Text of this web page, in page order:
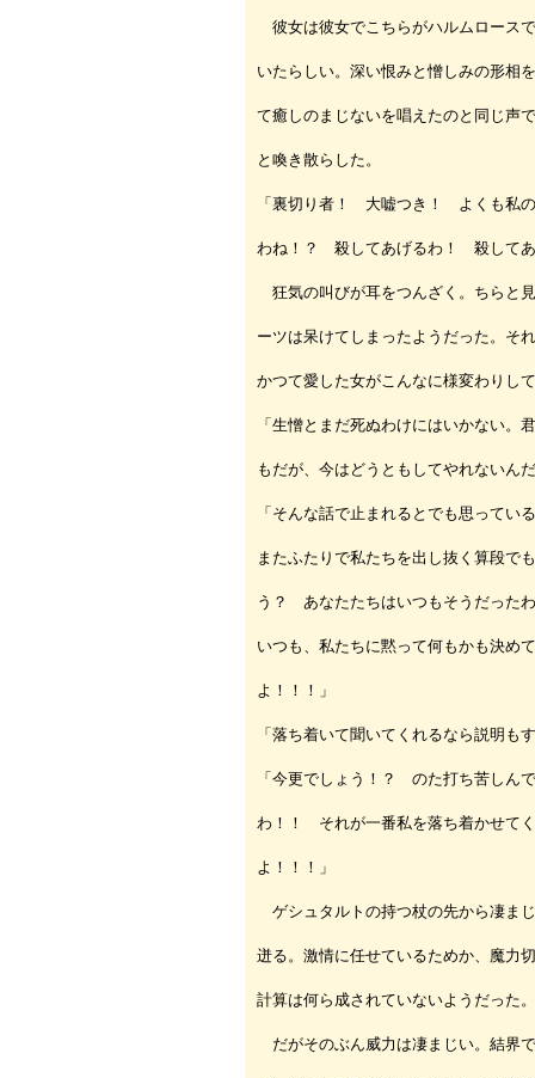
彼女は彼女でこちらがハルムロース
いたらしい。深い恨みと憎しみの形相
て癒しのまじないを唱えたのと同じ声
と喚き散らした。
「裏切り者！ 大嘘つき！ よくも私
わね！？ 殺してあげるわ！ 殺して
狂気の叫びが耳をつんざく。ちらと
ーツは呆けてしまったようだった。そ
かつて愛した女がこんなに様変わりし
「生憎とまだ死ぬわけにはいかない。
もだが、今はどうともしてやれないん
「そんな話で止まれるとでも思って
またふたりで私たちを出し抜く算段で
う？ あなたたちはいつもそうだった
いつも、私たちに黙って何もかも決め
よ！！！」
「落ち着いて聞いてくれるなら説明
「今更でしょう！？ のた打ち苦しん
わ！！ それが一番私を落ち着かせて
よ！！！」
ゲシュタルトの持つ杖の先から凄ま
迸る。激情に任せているためか、魔力
計算は何ら成されていないようだった。
だがそのぶん威力は凄まじい。結界